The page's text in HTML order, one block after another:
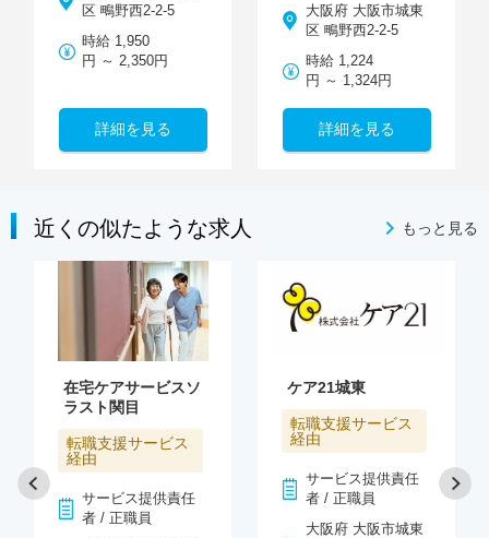
区 鴫野西2-2-5
時給 1,950
円 ～ 2,350円
詳細を見る
大阪府 大阪市城東
区 鴫野西2-2-5
時給 1,224
円 ～ 1,324円
詳細を見る
近くの似たような求人 もっと見る
在宅ケアサービスソ
ラスト関目
転職支援サービス
経由
サービス提供責任
者 / 正職員
ケア21城東
転職支援サービス
経由
サービス提供責任
者 / 正職員
大阪府 大阪市城東